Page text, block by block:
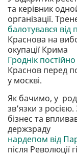
та керівник
організації.
балотувався від
Краснова на
окупації Крима
Гроднік
Краснов перед
у москві.
Як бачимо, у
звʼязки з
бізнес та
держзраду
нардепом від
після Революції